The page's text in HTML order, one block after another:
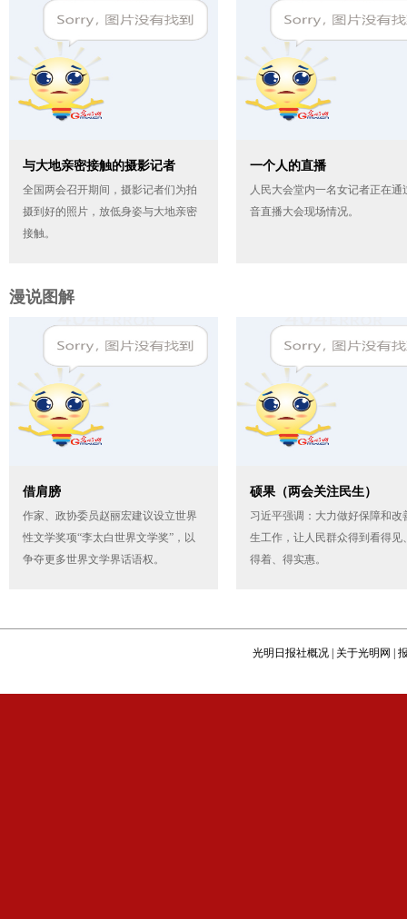
与大地亲密接触的摄影记者
全国两会召开期间，摄影记者们为拍
摄到好的照片，放低身姿与大地亲密
接触。
一个人的直播
人民大会堂内一名女记者正在通
音直播大会现场情况。
漫说图解
借肩膀
作家、政协委员赵丽宏建议设立世界
性文学奖项“李太白世界文学奖”，以
争夺更多世界文学界话语权。
硕果（两会关注民生）
习近平强调：大力做好保障和改
生工作，让人民群众得到看得见
得着、得实惠。
光明日报社概况 关于光明网